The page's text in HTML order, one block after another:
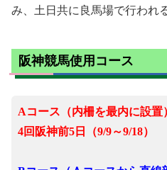
み、土日共に良馬場で行われ
阪神競馬使用コース
Aコース（内柵を最内に設置
4回阪神前5日（9/9～9/18）